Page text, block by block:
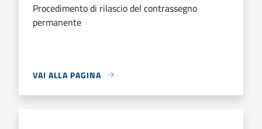
Procedimento di rilascio del contrassegno
permanente
VAI ALLA PAGINA